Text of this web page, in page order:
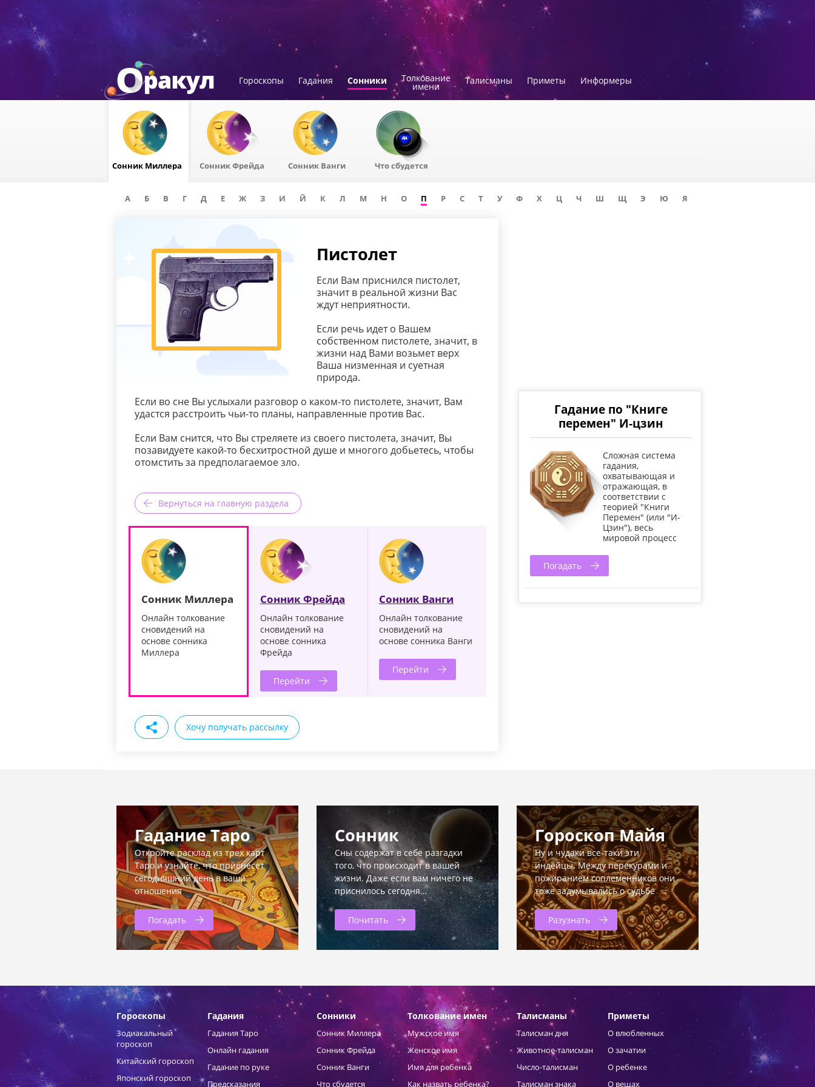
Гороскопы Гадания Сонники Толкование
имени
Талисманы Приметы Информеры
Сонник Миллера Сонник Фрейда Сонник Ванги Что сбудется
А Б В Г Д Е Ж З И Й К Л М Н О П Р С Т У Ф Х Ц Ч Ш Щ Э Ю Я
Пистолет
Если Вам приснился пистолет,
значит в реальной жизни Вас
ждут неприятности.
Если речь идет о Вашем
собственном пистолете, значит, в
жизни над Вами возьмет верх
Ваша низменная и суетная
природа.
Если во сне Вы услыхали разговор о каком-то пистолете, значит, Вам
удастся расстроить чьи-то планы, направленные против Вас.
Если Вам снится, что Вы стреляете из своего пистолета, значит, Вы
позавидуете какой-то бесхитростной душе и многого добьетесь, чтобы
отомстить за предполагаемое зло.
Вернуться на главную раздела
Сонник Миллера
Онлайн толкование
сновидений на
основе сонника
Миллера
Сонник Фрейда
Онлайн толкование
сновидений на
основе сонника
Фрейда
Перейти
Сонник Ванги
Онлайн толкование
сновидений на
основе сонника Ванги
Перейти
Хочу получать рассылку
Гадание по "Книге
перемен" И-цзин
Cложная система
гадания,
охватывающая и
отражающая, в
соответствии с
теорией "Книги
Перемен" (или "И-
Цзин"), весь
мировой процесс
Погадать
Гадание Таро
Откройте расклад из трех карт
Таро и узнайте, что привнесет
сегодняшний день в ваши
отношения
Погадать
Сонник
Сны содержат в себе разгадки
того, что происходит в вашей
жизни. Даже если вам ничего не
приснилось сегодня…
Почитать
Гороскоп Майя
Ну и чудаки все-таки эти
индейцы. Между перекурами и
пожиранием соплеменников они
тоже задумывались о судьбе
Разузнать
Гороскопы
Зодиакальный
гороскоп
Китайский гороскоп
Японский гороскоп
Гадания
Гадания Таро
Онлайн гадания
Гадание по руке
Предсказания
Сонники
Сонник Миллера
Сонник Фрейда
Сонник Ванги
Что сбудется
Толкование имен
Мужское имя
Женское имя
Имя для ребенка
Как назвать ребенка?
Талисманы
Талисман дня
Животное-талисман
Число-талисман
Талисман знака
Приметы
О влюбленных
О зачатии
О ребенке
О вещах